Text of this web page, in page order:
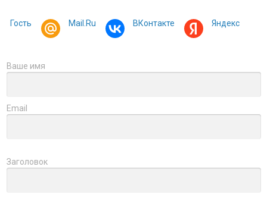
Гость Mail.Ru ВКонтакте Яндекс
Ваше имя
Email
Заголовок